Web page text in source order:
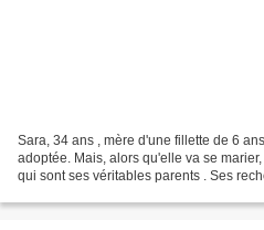
Sara, 34 ans , mère d'une fillette de 6
adoptée. Mais, alors qu'elle va se
qui sont ses véritables parents . Ses